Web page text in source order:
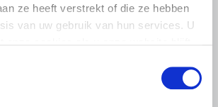
ze heeft verstrekt of die ze hebben
van uw gebruik van hun services. U